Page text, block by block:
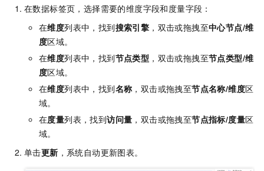
在数据标签页，选择需要的维度字段和度量字段：
在维度列表中，找到搜索引擎 ，双击或拖拽至中心节点/维
度区域。
在维度列表中，找到节点类型 ，双击或拖拽至节点类型/维
度区域。
在维度列表中，找到名称 ，双击或拖拽至节点名称/维度区
域。
在度量列表，找到访问量 ，双击或拖拽至节点指标/度量区
域。
单击更新 ，系统自动更新图表。